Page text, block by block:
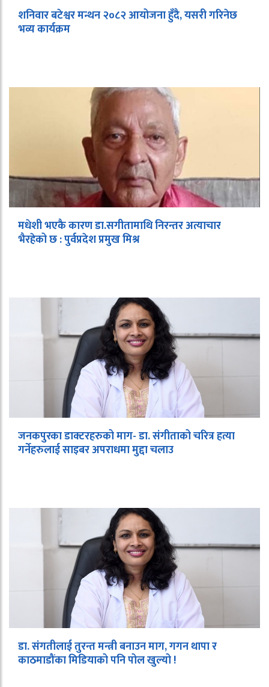
शनिवार बटेश्वर मन्थन २०८२ आयोजना हुँदै, यसरी गरिनेछ
भव्य कार्यक्रम
मधेशी भएकै कारण डा.सगीतामाथि निरन्तर अत्याचार
भैरहेको छ : पुर्वप्रदेश प्रमुख मिश्र
जनकपुरका डाक्टरहरुको माग- डा. संगीताको चरित्र हत्या
गर्नेहरुलाई साइबर अपराधमा मुद्दा चलाउ
डा. संगतीलाई तुरन्त मन्त्री बनाउन माग, गगन थापा र
काठमाडौंका मिडियाको पनि पोल खुल्यो !